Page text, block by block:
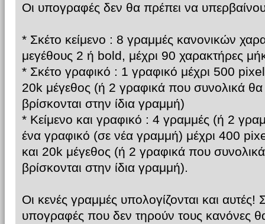
Οι υπογραφές δεν θα πρέπει να
* Σκέτο κείμενο : 8 γραμμές κανονικών
μεγέθους 2 ή bold, μέχρι 90 χαρακτήρες
* Σκέτο γραφικό : 1 γραφικό μέχρι 500
20k μέγεθος (ή 2 γραφικά που συνολικά θα
βρίσκονται στην ίδια γραμμή)
* Κείμενο και γραφικό : 4 γραμμές (ή 2
ένα γραφικό (σε νέα γραμμή) μέχρι 400
και 20k μέγεθος (ή 2 γραφικά που
βρίσκονται στην ίδια γραμμή).
Οι κενές γραμμές υπολογίζονται και
υπογραφές που δεν τηρούν τους κανόνες